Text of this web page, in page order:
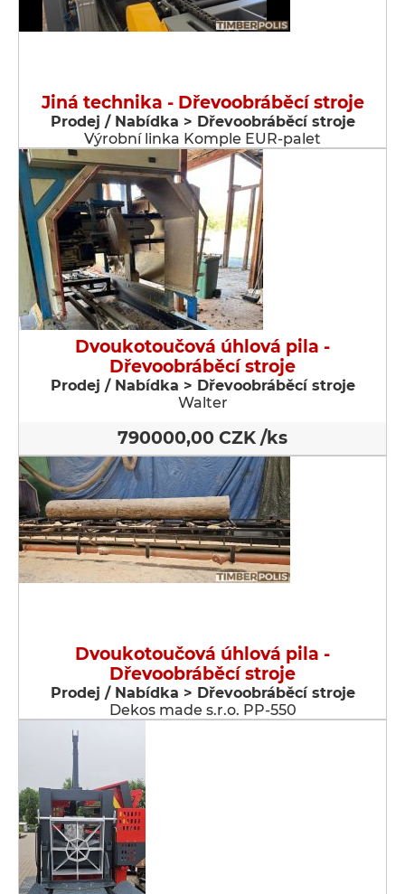
Jiná technika - Dřevoobráběcí stroje
Prodej / Nabídka > Dřevoobráběcí stroje
Výrobní linka Komple EUR-palet
Dvoukotoučová úhlová pila -
Dřevoobráběcí stroje
Prodej / Nabídka > Dřevoobráběcí stroje
Walter
790000,00 CZK /ks
Dvoukotoučová úhlová pila -
Dřevoobráběcí stroje
Prodej / Nabídka > Dřevoobráběcí stroje
Dekos made s.r.o. PP-550